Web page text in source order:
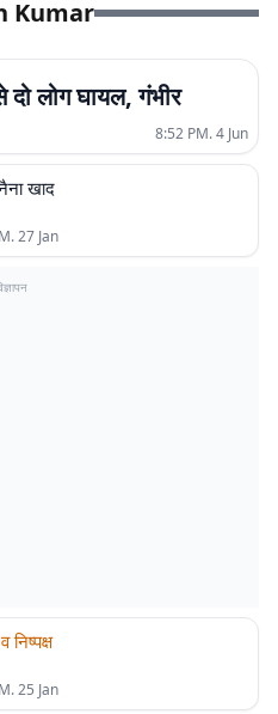
Kumar
लोग घायल, गंभीर
8:52 PM. 4 Jun
खाद
27 Jan
25 Jan